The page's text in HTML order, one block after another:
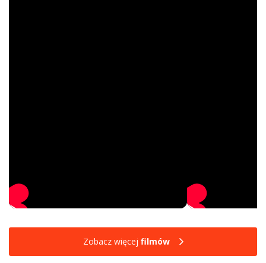
Zobacz więcej filmów